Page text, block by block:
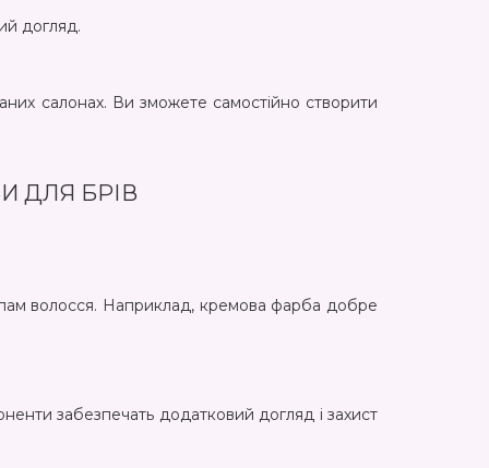
догляд.
салонах. Ви зможете самостійно створити
ДЛЯ БРІВ
волосся. Наприклад, кремова фарба добре
забезпечать додатковий догляд і захист